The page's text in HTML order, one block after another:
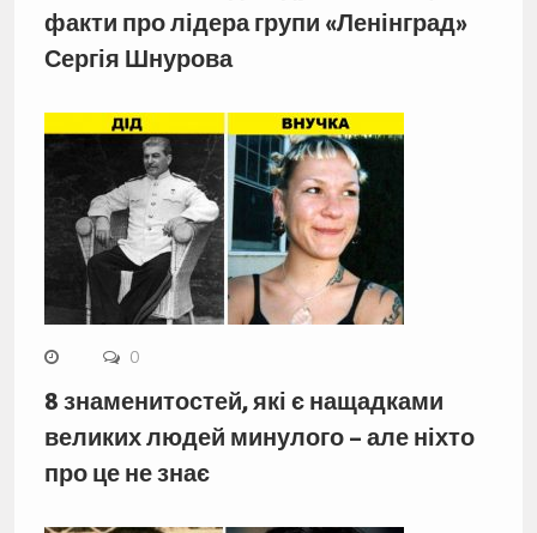
факти про лідера групи «Ленінград»
Сергія Шнурова
0
8 знаменитостей, які є нащадками
великих людей минулого – але ніхто
про це не знає